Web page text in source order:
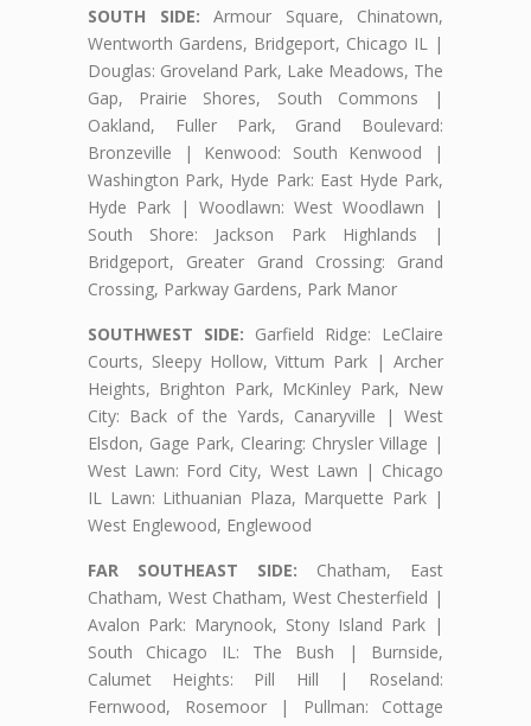
SOUTH SIDE: Armour Square, Chinatown,
Wentworth Gardens, Bridgeport, Chicago IL |
Douglas: Groveland Park, Lake Meadows, The
Gap, Prairie Shores, South Commons |
Oakland, Fuller Park, Grand Boulevard:
Bronzeville | Kenwood: South Kenwood |
Washington Park, Hyde Park: East Hyde Park,
Hyde Park | Woodlawn: West Woodlawn |
South Shore: Jackson Park Highlands |
Bridgeport, Greater Grand Crossing: Grand
Crossing, Parkway Gardens, Park Manor
SOUTHWEST SIDE: Garfield Ridge: LeClaire
Courts, Sleepy Hollow, Vittum Park | Archer
Heights, Brighton Park, McKinley Park, New
City: Back of the Yards, Canaryville | West
Elsdon, Gage Park, Clearing: Chrysler Village |
West Lawn: Ford City, West Lawn | Chicago
IL Lawn: Lithuanian Plaza, Marquette Park |
West Englewood, Englewood
FAR SOUTHEAST SIDE: Chatham, East
Chatham, West Chatham, West Chesterfield |
Avalon Park: Marynook, Stony Island Park |
South Chicago IL: The Bush | Burnside,
Calumet Heights: Pill Hill | Roseland:
Fernwood, Rosemoor | Pullman: Cottage